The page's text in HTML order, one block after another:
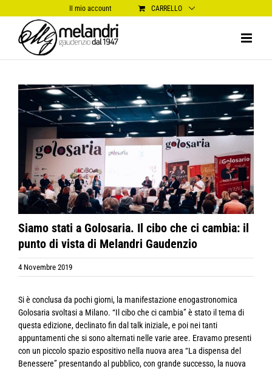
al
contenuto
Il mio account CARRELLO
Ingrandisci
immagine
Siamo stati a Golosaria. Il cibo che ci cambia: il
punto di vista di Melandri Gaudenzio
4 Novembre 2019
Si è conclusa da pochi giorni, la manifestazione enogastronomica
Golosaria svoltasi a Milano. “Il cibo che ci cambia” è stato il tema di
questa edizione, declinato fin dal talk iniziale, e poi nei tanti
appuntamenti che si sono alternati nelle varie aree. Eravamo presenti
con un piccolo spazio espositivo nella nuova area “La dispensa del
Benessere” presentando al pubblico, con grande successo, la nuova